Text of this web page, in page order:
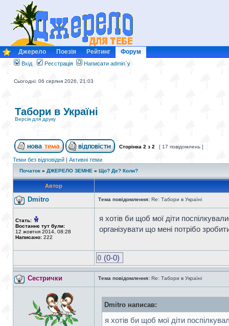
Джерело Поезія Рейтинг Форум
Вхід Реєстрація Написати admin`у
Сьогодні: 06 серпня 2026, 21:03
Табори в Україні
Версія для друку
Сторінка 2 з 2 [ 17 повідомлень ]
Теми без відповідей | Активні теми
Початок » ДЖЕРЕЛО ЗЕМНЕ » Що? Де? Коли?
Автор
Dmitro Тема повідомлення: Re: Табори в Україні
Стать:
Востаннє тут були:
12 жовтня 2014, 08:28
Написано: 222
я хотів би щоб мої діти
організувати що мені потрібо
0 (0-0)
Сестрички Тема повідомлення: Re: Табори в Україні
Dmitro написав:
я хотів би щоб мої діти